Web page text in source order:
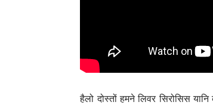
हैलो दोस्तों हमने लिवर सिरोसिस